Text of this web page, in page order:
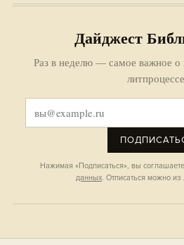
Дайджест
Раз в неделю — самое важное о
Нажимая «Подписаться», вы
данных. Отписаться можно